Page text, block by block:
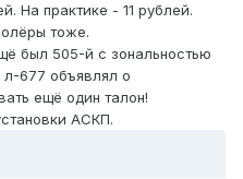
На практике - 11 рублей.
тоже.
был 505-й с зональностью
677 объявлял о
ещё один талон!
АСКП.